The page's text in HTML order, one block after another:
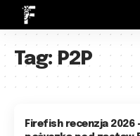
Tag: P2P
Firefish recenzja 2026